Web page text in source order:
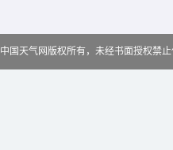
中国天气网版权所有，未经书面授权